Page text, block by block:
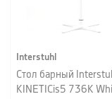
Interstuhl
Стол барный
KINETICis5 736K